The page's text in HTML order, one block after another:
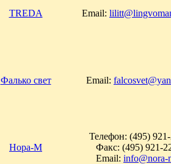
TREDA Email:
Фалько свет Email:
Нора-М
Телефон: (495)
Факс: (495) 921-
Email: info@nora-